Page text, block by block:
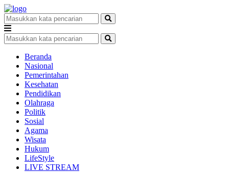
Beranda
Nasional
Pemerintahan
Kesehatan
Pendidikan
Olahraga
Politik
Sosial
Agama
Wisata
Hukum
LifeStyle
LIVE STREAM